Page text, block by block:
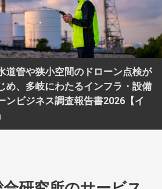
道管や狭小空間のドローン点検が
、多岐にわたるインフラ・設備
ンビジネス調査報告書2026【イ